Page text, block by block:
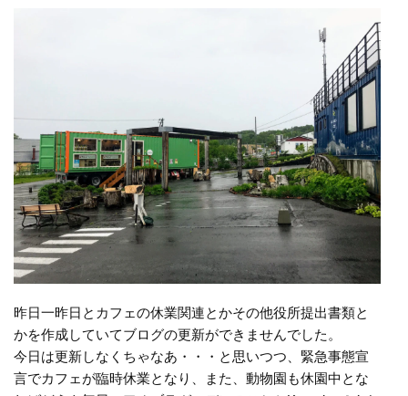
昨日一昨日とカフェの休業関連とかその他役所提出書類と
かを作成していてブログの更新ができませんでした。
今日は更新しなくちゃなあ・・・と思いつつ、緊急事態宣
言でカフェが臨時休業となり、また、動物園も休園中とな